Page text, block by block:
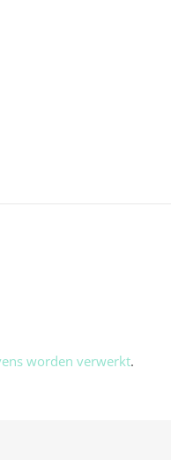
worden verwerkt.